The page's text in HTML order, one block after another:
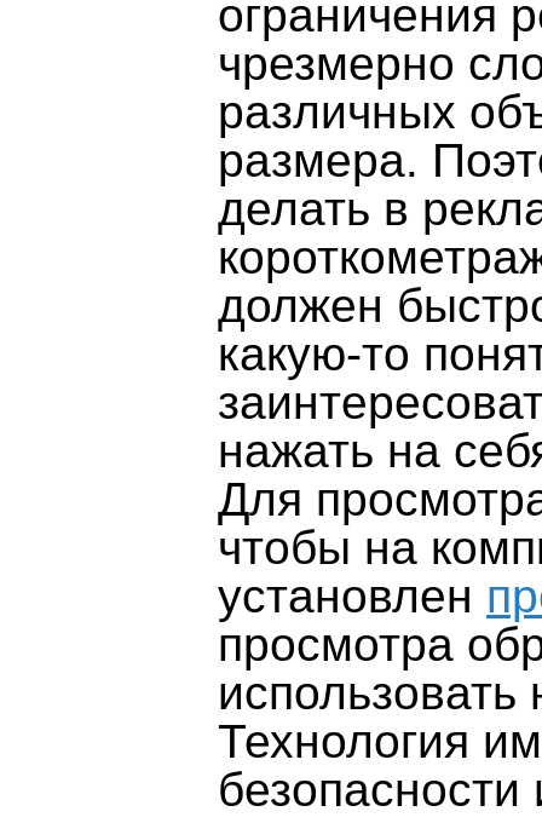
ограничения
чрезмерно
различных
размера.
делать в
должен
какую-то
нажать на
Для
чтобы на
установлен
просмотра
Технология